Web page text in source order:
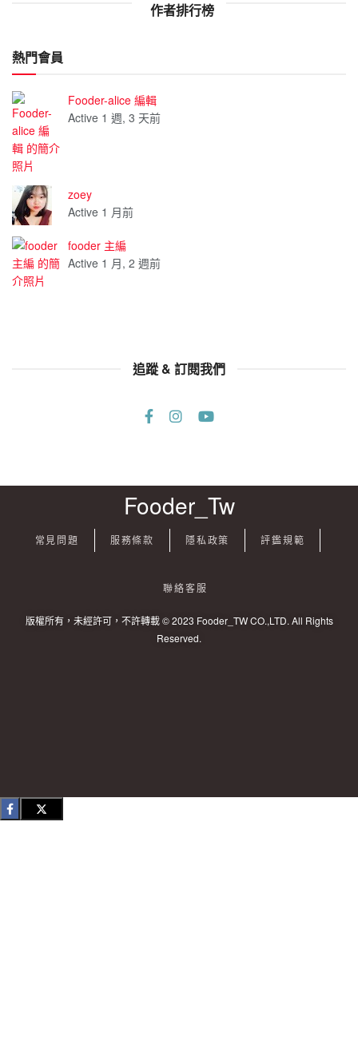
作者排行榜
熱門會員
Fooder-alice 編輯
Active 1 週, 3 天前
zoey
Active 1 月前
fooder 主編
Active 1 月, 2 週前
追蹤 & 訂閱我們
Fooder_Tw
常見問題 服務條款 隱私政策 評鑑規範
聯絡客服
版權所有，未經許可，不許轉載 © 2023 Fooder_TW CO.,LTD. All Rights
Reserved.